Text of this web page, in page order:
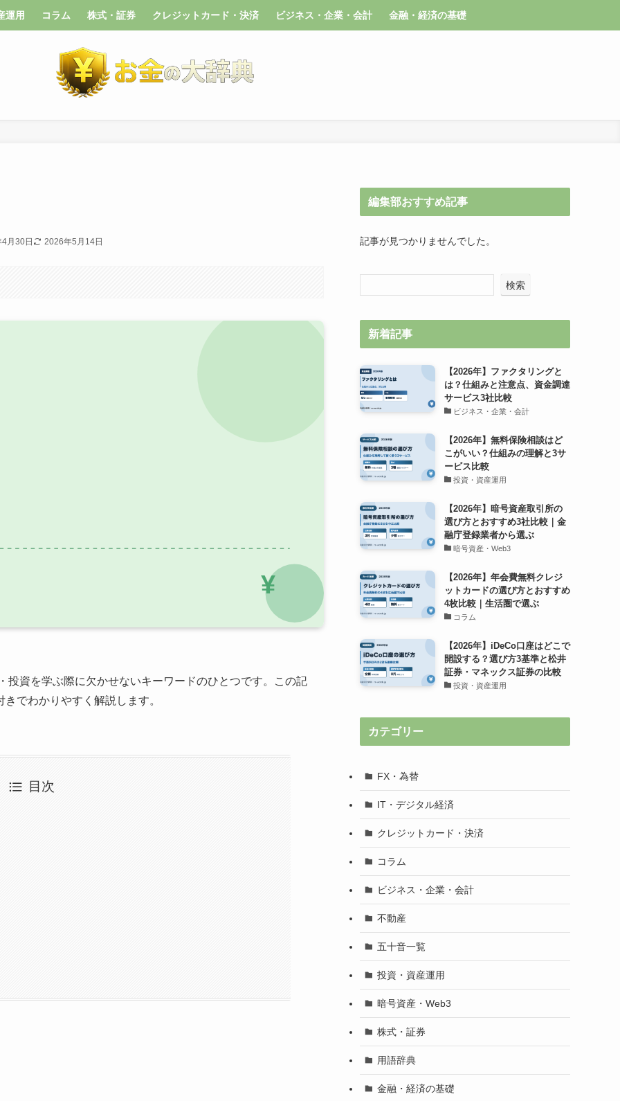
運用 コラム 株式・証券 クレジットカード・決済 ビジネス・企業・会計 金融・経済の基礎
月30日 2026年5月14日
資を学ぶ際に欠かせないキーワードのひとつです。この記
でわかりやすく解説します。
目次
編集部おすすめ記事
記事が見つかりませんでした。
検索
新着記事
【2026年】ファクタリングと
は？仕組みと注意点、資金調達
サービス3社比較
ビジネス・企業・会計
【2026年】無料保険相談はど
こがいい？仕組みの理解と3サ
ービス比較
投資・資産運用
【2026年】暗号資産取引所の
選び方とおすすめ3社比較｜金
融庁登録業者から選ぶ
暗号資産・Web3
【2026年】年会費無料クレジ
ットカードの選び方とおすすめ
4枚比較｜生活圏で選ぶ
コラム
【2026年】iDeCo口座はどこで
開設する？選び方3基準と松井
証券・マネックス証券の比較
投資・資産運用
カテゴリー
FX・為替
IT・デジタル経済
クレジットカード・決済
コラム
ビジネス・企業・会計
不動産
五十音一覧
投資・資産運用
暗号資産・Web3
株式・証券
用語辞典
金融・経済の基礎